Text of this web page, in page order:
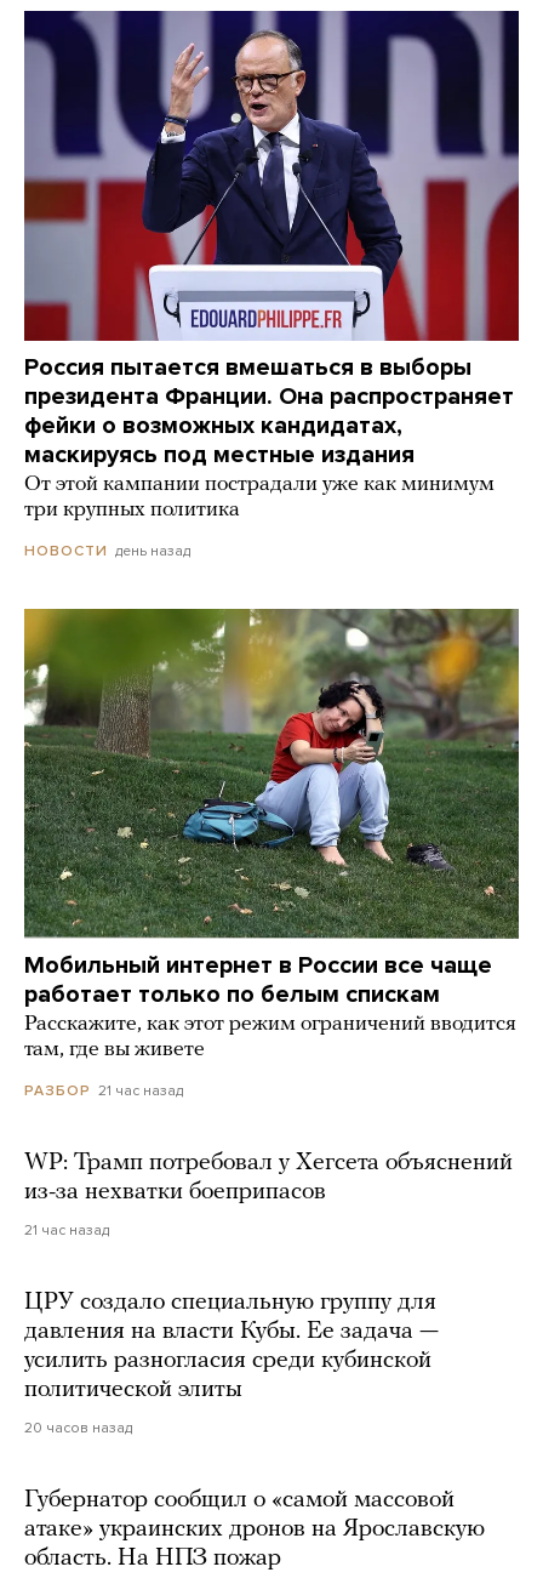
Россия пытается вмешаться в выборы
президента Франции. Она распространяет
фейки о возможных кандидатах,
маскируясь под местные издания
От этой кампании пострадали уже как минимум
три крупных политика
НОВОСТИ день назад
Мобильный интернет в России все чаще
работает только по белым спискам
Расскажите, как этот режим ограничений вводится
там, где вы живете
РАЗБОР 21 час назад
WP: Трамп потребовал у Хегсета объяснений
из-за нехватки боеприпасов
21 час назад
ЦРУ создало специальную группу для
давления на власти Кубы. Ее задача —
усилить разногласия среди кубинской
политической элиты
20 часов назад
Губернатор сообщил о «самой массовой
атаке» украинских дронов на Ярославскую
область. На НПЗ пожар